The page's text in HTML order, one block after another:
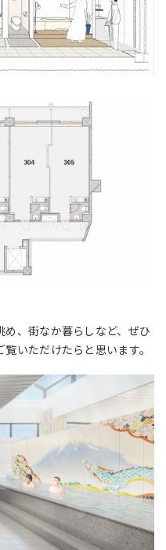
、街なか暮らしなど、ぜひ
いただけたらと思います。